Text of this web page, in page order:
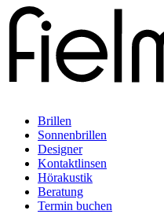
Brillen
Sonnenbrillen
Designer
Kontaktlinsen
Hörakustik
Beratung
Termin buchen